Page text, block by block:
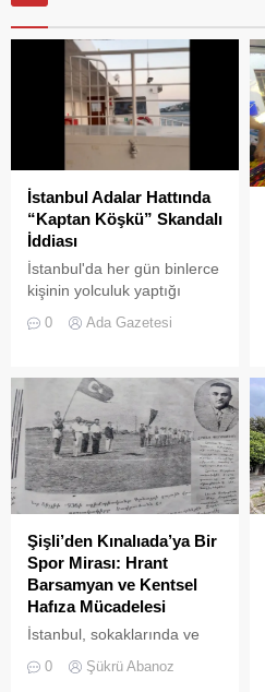
İstanbul Adalar Hattında
“Kaptan Köşkü” Skandalı
İddiası
İstanbul'da her gün binlerce
kişinin yolculuk yaptığı
görüntüler "bu kadarına da
0 Ada Gazetesi
Şişli’den Kınalıada’ya Bir
Spor Mirası: Hrant
Barsamyan ve Kentsel
Hafıza Mücadelesi
İstanbul, sokaklarında ve
yüzyıllardır biriktirdiği çok
0 Şükrü Abanoz